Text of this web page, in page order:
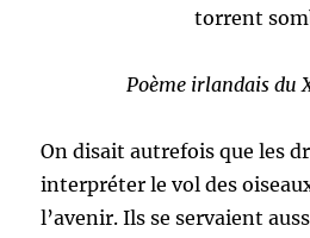
torrent
Poème irlandais du
On disait autrefois que les
interpréter le vol des
l’avenir. Ils se servaient